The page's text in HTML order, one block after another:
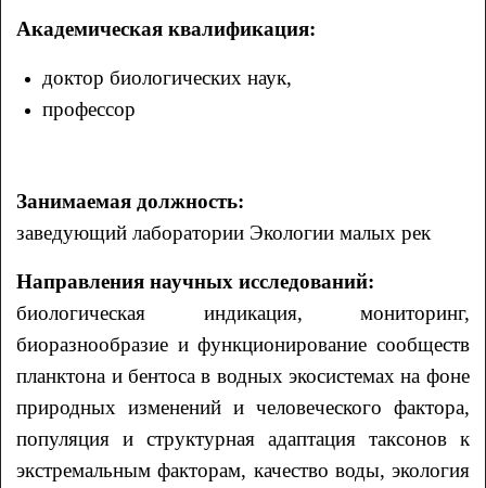
Академическая квалификация:
доктор биологических наук,
профессор
Занимаемая должность:
заведующий лаборатории Экологии малых рек
Направления научных исследований:
биологическая индикация, мониторинг,
биоразнообразие и функционирование сообществ
планктона и бентоса в водных экосистемах на фоне
природных изменений и человеческого фактора,
популяция и структурная адаптация таксонов к
экстремальным факторам, качество воды, экология